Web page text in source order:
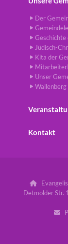
Der
Geschichte
Jüdisch-
Kita der
Unser
Wallenberg
Kontakt

Detmolder
